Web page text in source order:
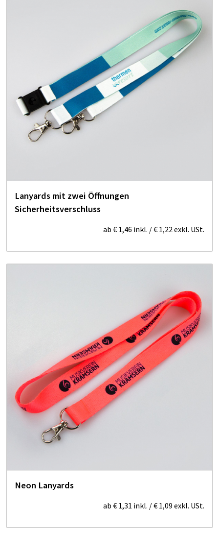
Lanyards mit zwei Öffnungen
Sicherheitsverschluss
ab € 1,46 inkl. /€ 1,22exkl. USt.
Neon Lanyards
ab € 1,31 inkl. /€ 1,09 exkl. USt.